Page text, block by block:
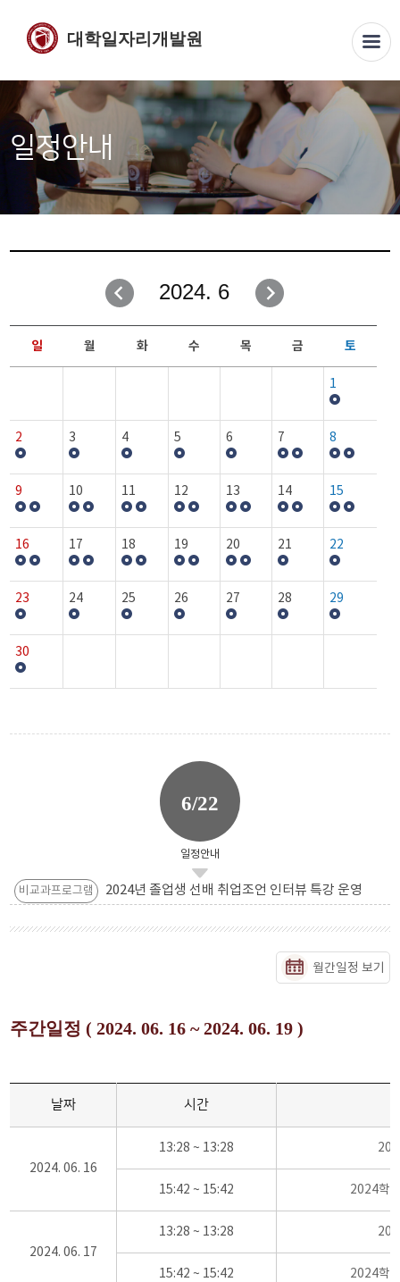
대학일자리개발원
일정안내
2024. 6
일 월 화 수 목 금 토
1
2 3 4 5 6 7 8
9 10 11 12 13 14 15
16 17 18 19 20 21 22
23 24 25 26 27 28 29
30
6/22
일정안내
비교과프로그램 2024년 졸업생 선배 취업조언 인터뷰 특강 운영
월간일정 보기
주간일정 ( 2024. 06. 16 ~ 2024. 06. 19 )
날짜 시간
2024. 06. 16
13:28 ~ 13:28
15:42 ~ 15:42 2024학
2024. 06. 17
13:28 ~ 13:28
15:42 ~ 15:42 2024학